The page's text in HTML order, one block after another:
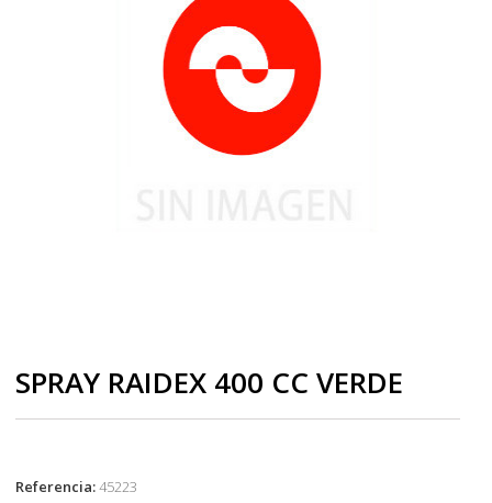
SPRAY RAIDEX 400 CC VERDE
Referencia:45223